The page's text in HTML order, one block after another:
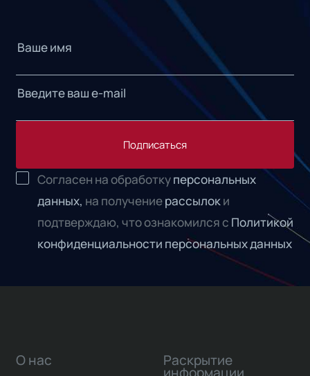
Подписаться
Согласен на обработкуперсональных
данных, на получениерассылок и
подтверждаю, что ознакомился с Политикой
конфиденциальности персональных данных
О нас Раскрытие